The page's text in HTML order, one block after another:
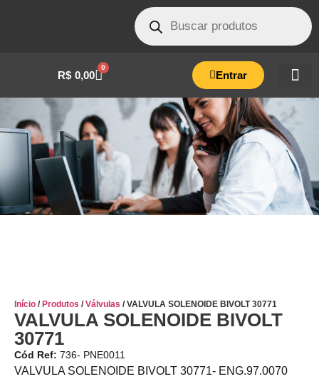
R$ 0,00
0
Entrar
Início / Produtos /Válvulas / VALVULA SOLENOIDE BIVOLT 30771
VALVULA SOLENOIDE BIVOLT
30771
Cód Ref: 736- PNE0011
VALVULA SOLENOIDE BIVOLT 30771- ENG.97.0070